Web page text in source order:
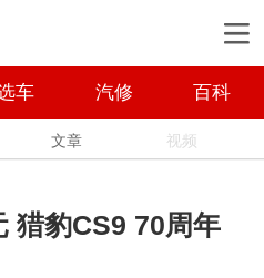
车 汽修 百科
文章 视频
猎豹CS9 70周年